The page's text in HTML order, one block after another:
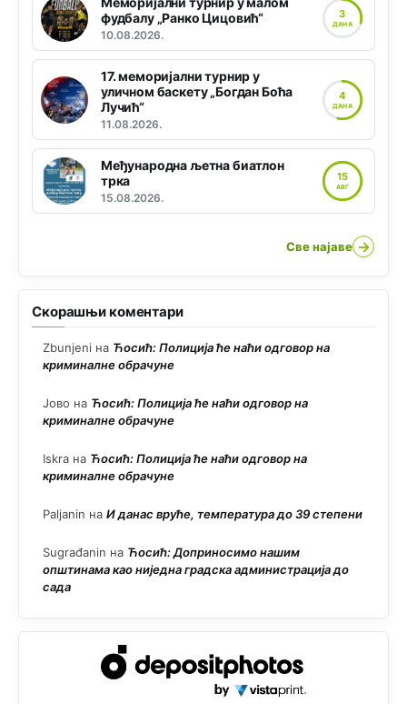
фудбалу „Ранко Цицовић“
10.08.2026.
3
ДАНА
17. меморијални турнир у
уличном баскету „Богдан Боћа
Лучић“
11.08.2026.
4
ДАНА
Међународна љетна биатлон
трка
15.08.2026.
15
АВГ
Све најаве →
Скорашњи коментари
Zbunjeni на Ћосић: Полиција ће наћи одговор на
криминалне обрачуне
Јово на Ћосић: Полиција ће наћи одговор на
криминалне обрачуне
Iskra на Ћосић: Полиција ће наћи одговор на
криминалне обрачуне
Paljanin на И данас вруће, температура до 39 степени
Sugrađanin на Ћосић: Доприносимо нашим
општинама као ниједна градска администрација до
сада